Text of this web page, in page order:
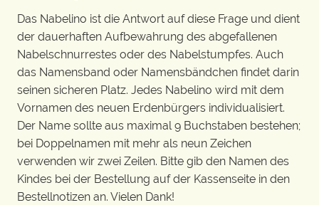
Das Nabelino ist die Antwort auf diese Frage und dient
der dauerhaften Aufbewahrung des abgefallenen
Nabelschnurrestes oder des Nabelstumpfes. Auch
das Namensband oder Namensbändchen findet darin
seinen sicheren Platz. Jedes Nabelino wird mit dem
Vornamen des neuen Erdenbürgers individualisiert.
Der Name sollte aus maximal 9 Buchstaben bestehen;
bei Doppelnamen mit mehr als neun Zeichen
verwenden wir zwei Zeilen. Bitte gib den Namen des
Kindes bei der Bestellung auf der Kassenseite in den
Bestellnotizen an. Vielen Dank!